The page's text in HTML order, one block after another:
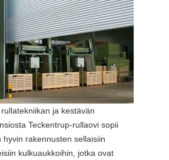
ja kestävän
Teckentrup-rullaovi sopii
hyvin rakennusten sellaisiin
kulkuaukkoihin, jotka ovat